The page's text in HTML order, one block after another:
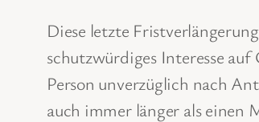
Diese letzte
schutzwürdiges Interesse
Person unverzüglich nach
auch immer länger als einen